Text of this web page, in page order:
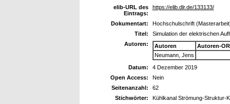
elib-URL des
Eintrags:
https://elib.dlr.de/133133/
Dokumentart:
Hochschulschrift
Titel:
Simulation der elektrischen
Autoren:
Autoren
Autoren-
Neumann, Jens
Datum:
4 Dezember 2019
Open Access:
Nein
Seitenanzahl:
62
Stichwörter:
Kühlkanal Strömung-Struktur-